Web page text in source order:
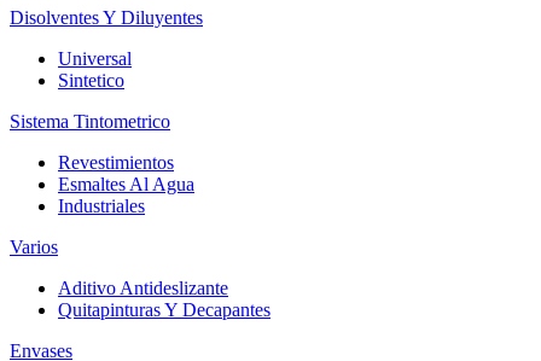
Disolventes Y Diluyentes
Universal
Sintetico
Sistema Tintometrico
Revestimientos
Esmaltes Al Agua
Industriales
Varios
Aditivo Antideslizante
Quitapinturas Y Decapantes
Envases